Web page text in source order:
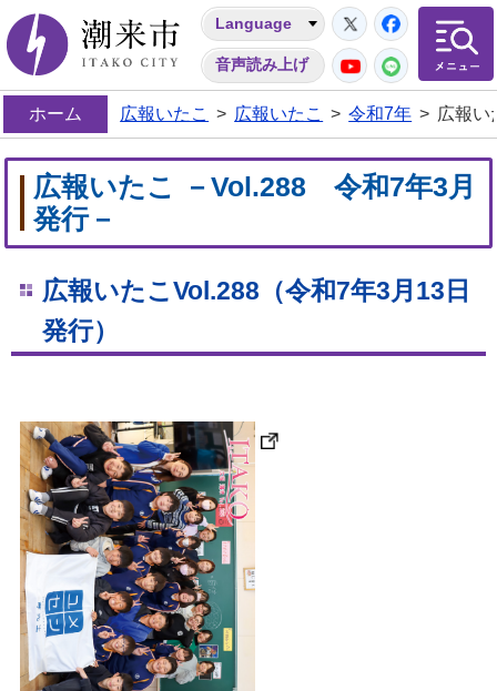
潮来市
Language
音声読み上げ
Twitter
YouTube
LINE
ホーム 広報いたこ > 広報いたこ > 令和7年 > 広報
広報いたこ －Vol.288 令和7年3月
発行－
広報いたこVol.288 （令和7年3 月13 日
発行）